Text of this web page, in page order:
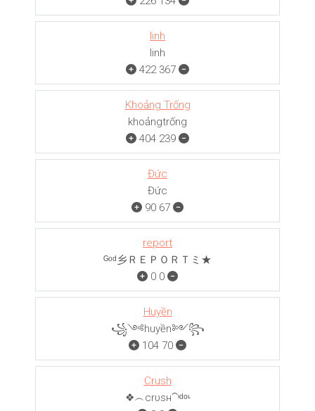
linh
linh
422 367
Khoảng Trống
khoảngㅤㅤㅤtrống
404 239
Đức
Đức
90 67
report
ᴳᵒᵈ乡ＲＥＰＯＲＴミ★
0 0
Huyền
꧁༺huyền༻꧂
104 70
Crush
❖︵crυѕн⁀ᶦᵈᵒᶫ